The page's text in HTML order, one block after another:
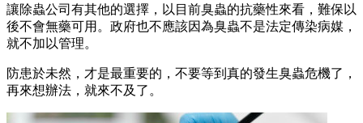
讓除蟲公司有其他的選擇，以目前臭蟲的抗藥性來看，難保以
後不會無藥可用。政府也不應該因為臭蟲不是法定傳染病媒，
就不加以管理。
防患於未然，才是最重要的，不要等到真的發生臭蟲危機了，
再來想辦法，就來不及了。